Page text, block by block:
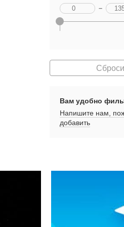
–
Вам удобно
Напишите нам,
добавить